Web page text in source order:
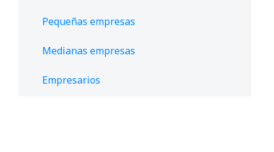
Pequeñas empresas
Medianas empresas
Empresarios